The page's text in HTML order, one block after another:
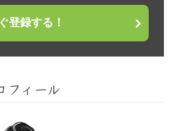
登録する！
フィール